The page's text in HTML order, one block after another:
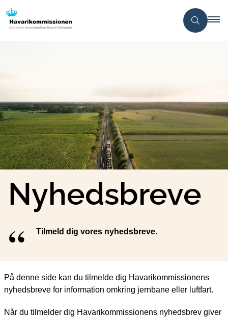
Nyhedsbreve
Tilmeld dig vores nyhedsbreve.
På denne side kan du tilmelde dig Havarikommissionens
nyhedsbreve for information omkring jernbane eller luftfart.
Når du tilmelder dig Havarikommissionens nyhedsbrev giver